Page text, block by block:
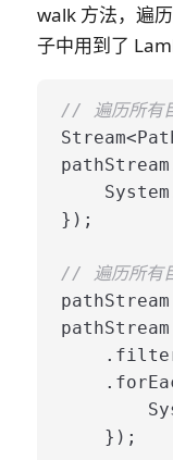
walk 方法，遍
子中用到了
// 遍历所有
});
// 遍历所有
pathStream